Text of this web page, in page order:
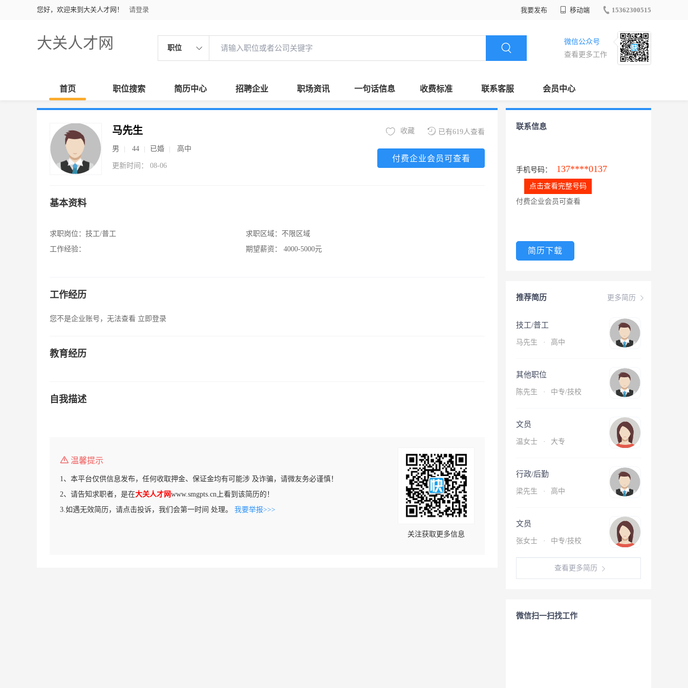
您好，欢迎来到大关人才网！ 请登录 我要发布 移动端 15362300515
大关人才网 职位
微信公众号
查看更多工作
首页 职位搜索 简历中心 招聘企业 职场资讯 一句话信息 收费标准 联系客服 会员中心
马先生
男 44 已婚 高中
更新时间： 08-06
已有619人查看
收藏
付费企业会员可查看
基本资料
求职岗位： 技工/普工
工作经验：
求职区域： 不限区域
期望薪资：
4000-5000元
工作经历
您不是企业账号，无法查看 立即登录
教育经历
自我描述
温馨提示
1、本平台仅供信息发布，任何收取押金、保证金均有可能涉 及诈骗，请微友务必谨慎！
2、请告知求职者，是在大关人才网www.smgpts.cn上看到该简历的！
3.如遇无效简历，请点击投诉，我们会第一时间 处理。 我要举报>>>
关注获取更多信息
联系信息
手机号码： 137****0137
点击查看完整号码
付费企业会员可查看
简历下载
更多简历
推荐简历
技工/普工
马先生 · 高中
其他职位
陈先生 · 中专/技校
文员
温女士 · 大专
行政/后勤
梁先生 · 高中
文员
张女士 · 中专/技校
查看更多简历
微信扫一扫找工作